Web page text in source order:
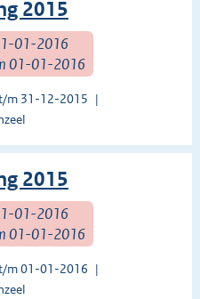
2015
01-2016
01-01-2016
m 31-12-2015
2015
01-2016
01-01-2016
m 01-01-2016